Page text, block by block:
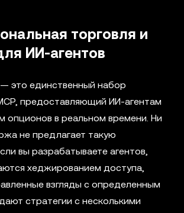
торговля и
ИИ-агентов
это единственный набор
предоставляющий ИИ-агентам
опционов в реальном времени. Ни
не предлагает такую
вы разрабатываете агентов,
хеджированием доступа,
взгляды с определенным
стратегии с несколькими